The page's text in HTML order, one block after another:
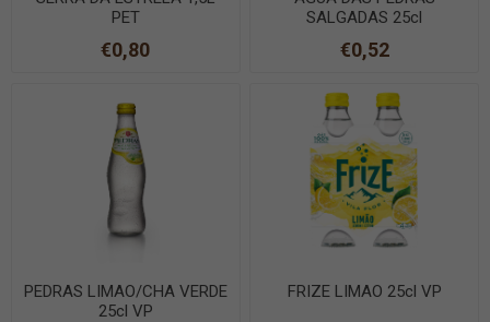
PET
€0,80
SALGADAS 25cl
€0,52
PEDRAS LIMAO/CHA VERDE
25cl VP
FRIZE LIMAO 25cl VP